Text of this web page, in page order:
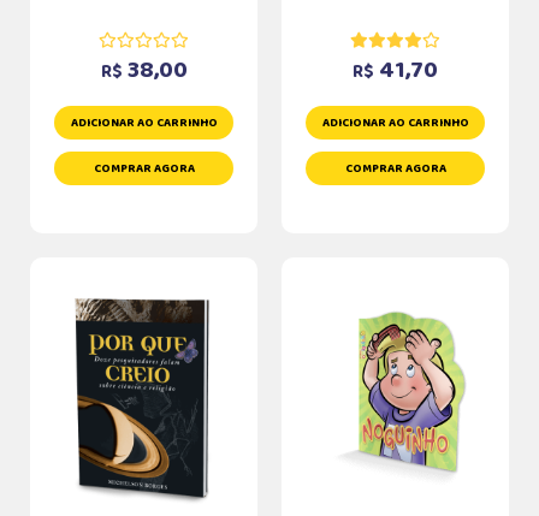
R$ 38,00
ADICIONAR AO CARRINHO
COMPRAR AGORA
R$ 41,70
ADICIONAR AO CARRINHO
COMPRAR AGORA